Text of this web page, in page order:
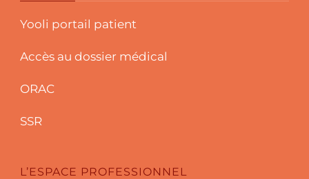
Yooli portail patient
Accès au dossier médical
ORAC
SSR
L’ESPACE PROFESSIONNEL